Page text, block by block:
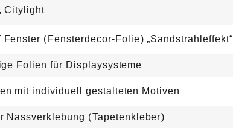
Citylight
Fenster ( Fensterdecor-Folie) „Sandstrahleffekt“
Folien für Displaysysteme
mit individuell gestalteten Motiven
Nassverklebung (Tapetenkleber)